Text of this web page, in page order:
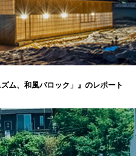
ム、和風バロック」』のレポート